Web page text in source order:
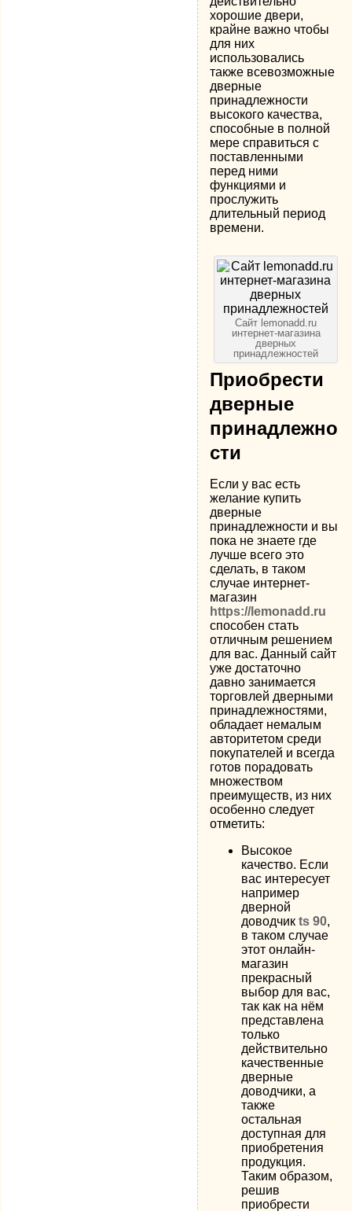
хорошие двери,
крайне важно чтобы
для них
использовались
также всевозможные
дверные
принадлежности
высокого качества,
способные в полной
мере справиться с
поставленными
перед ними
функциями и
прослужить
длительный период
времени.
Сайт lemonadd.ru
интернет-магазина
дверных
принадлежностей
Приобрести
дверные
принадлежно
сти
Если у вас есть
желание купить
дверные
принадлежности и вы
пока не знаете где
лучше всего это
сделать, в таком
случае интернет-
магазин
https://lemonadd.ru
способен стать
отличным решением
для вас. Данный сайт
уже достаточно
давно занимается
торговлей дверными
принадлежностями,
обладает немалым
авторитетом среди
покупателей и всегда
готов порадовать
множеством
преимуществ, из них
особенно следует
отметить:
Высокое
качество. Если
вас интересует
например
дверной
доводчикts 90,
в таком случае
этот онлайн-
магазин
прекрасный
выбор для вас,
так как на нём
представлена
только
действительно
качественные
дверные
доводчики, а
также
остальная
доступная для
приобретения
продукция.
Таким образом,
решив
приобрести